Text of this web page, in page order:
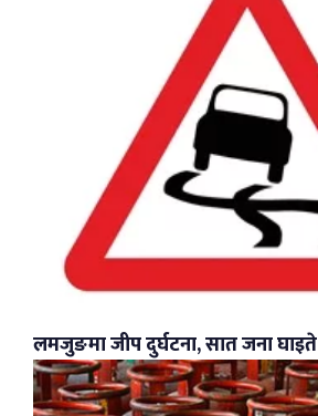
लमजुङमा जीप दुर्घटना, सात जना घाइते